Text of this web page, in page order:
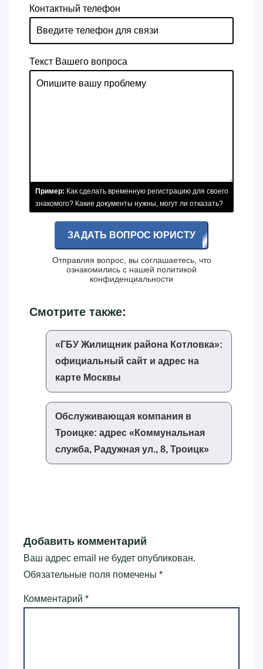
Контактный телефон
Текст Вашего вопроса
Пример: Как сделать временную регистрацию для своего
знакомого? Какие документы нужны, могут ли отказать?
ЗАДАТЬ ВОПРОС ЮРИСТУ
Отправляя вопрос, вы соглашаетесь, что
ознакомились с нашей политикой
конфиденциальности
Смотрите также:
«‎ГБУ Жилищник района Котловка»‎:
официальный сайт и адрес на
карте Москвы
Обслуживающая компания в
Троицке: адрес «‎Коммунальная
служба, Радужная ул., 8, Троицк»‎
Добавить комментарий
Ваш адрес email не будет опубликован.
Обязательные поля помечены *
Комментарий *